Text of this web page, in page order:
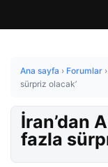
Ana sayfa › Forumlar ›
sürpriz olacak’
İran’dan
fazla